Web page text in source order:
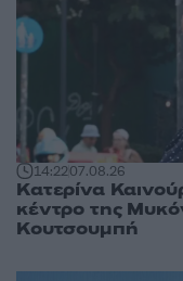
14:2207.08.26
Κατερίνα
κέντρο της
Κουτσουμπή